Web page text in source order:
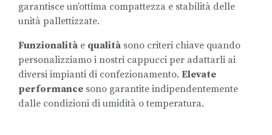
garantisce un’ottima compattezza e stabilità delle
unità pallettizzate.
Funzionalità e qualità sono criteri chiave quando
personalizziamo i nostri cappucci per adattarli ai
diversi impianti di confezionamento. Elevate
performance sono garantite indipendentemente
dalle condizioni di umidità o temperatura.